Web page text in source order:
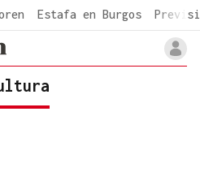
Estafa en Burgos